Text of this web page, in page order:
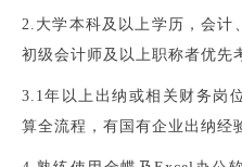
2.大学本科及以上学历，会计
初级会计师及以上职称者优先
3.1年以上出纳或相关财务岗
算全流程，有国有企业出纳经